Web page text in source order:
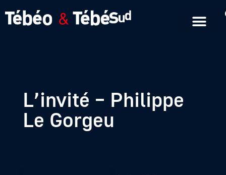
L’invité – Philippe
Le Gorgeu